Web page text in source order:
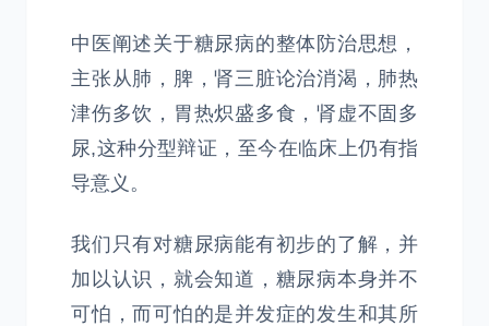
中医阐述关于糖尿病的整体防治思想，
主张从肺，脾，肾三脏论治消渴，肺热
津伤多饮，胃热炽盛多食，肾虚不固多
尿,这种分型辩证，至今在临床上仍有指
导意义。
我们只有对糖尿病能有初步的了解，并
加以认识，就会知道，糖尿病本身并不
可怕，而可怕的是并发症的发生和其所